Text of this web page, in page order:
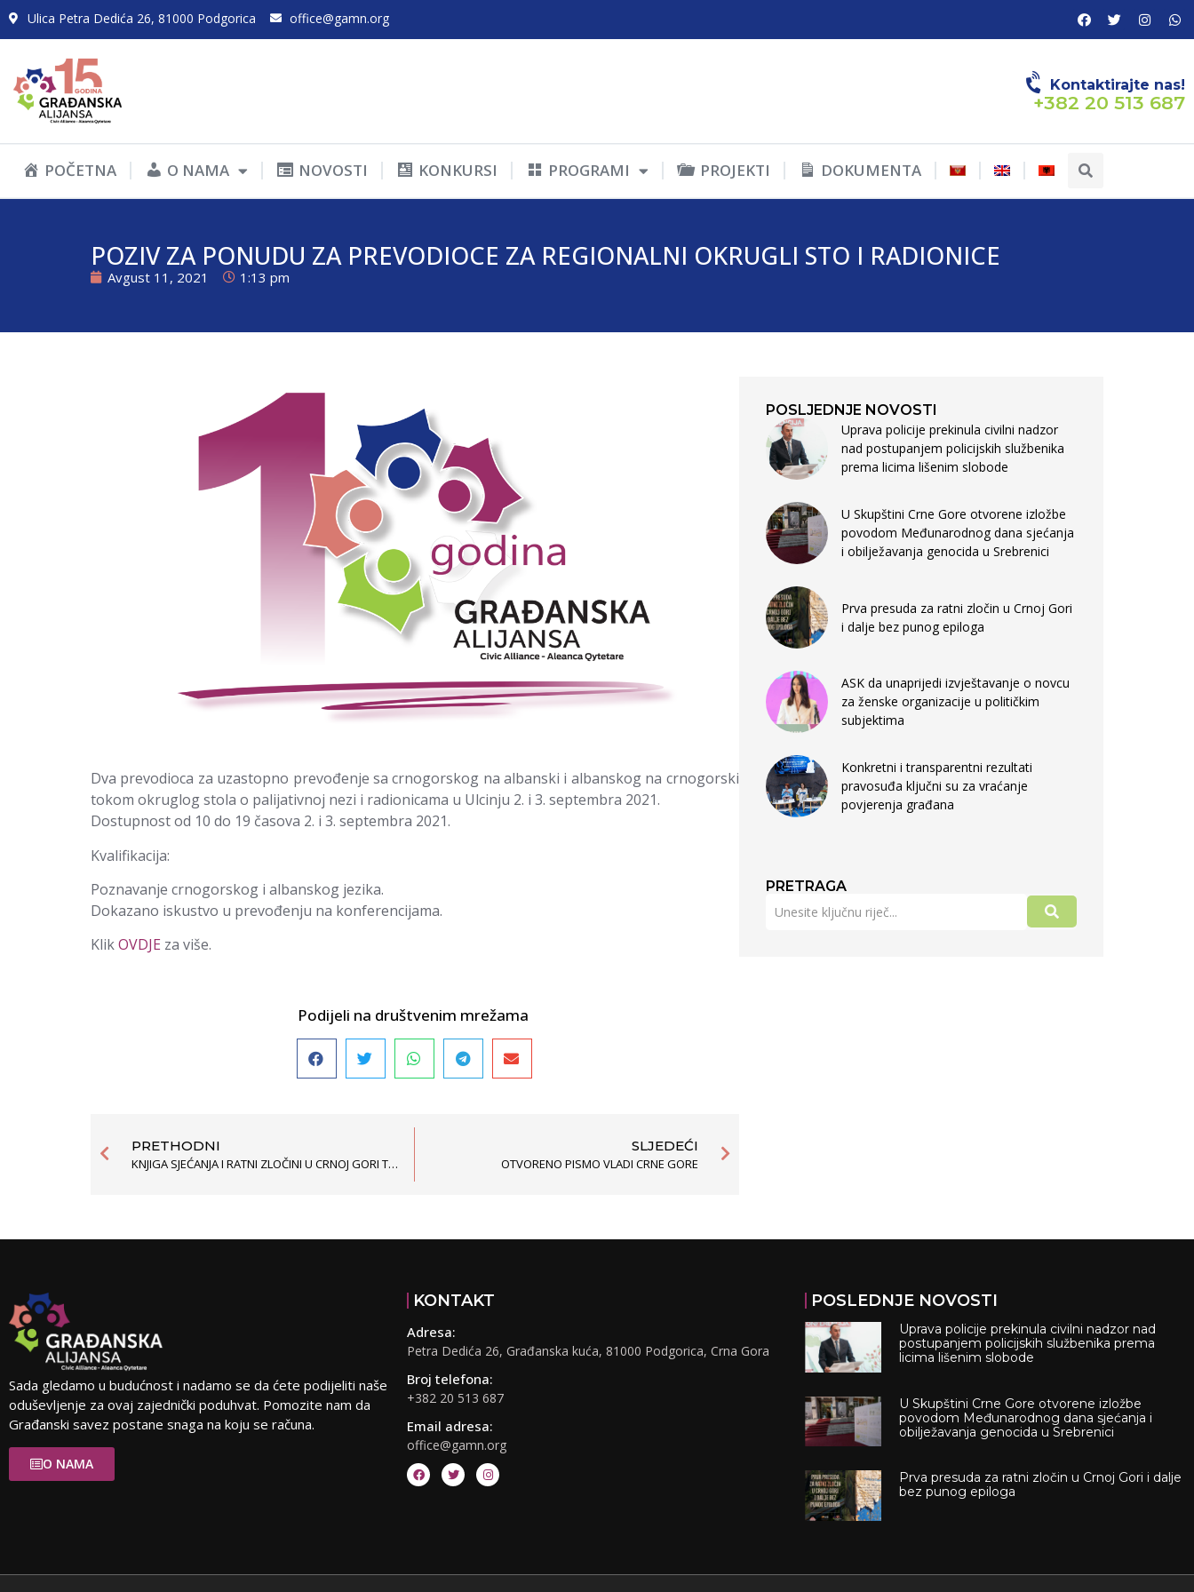
Ulica Petra Dedića 26, 81000 Podgorica office@gamn.org
Kontaktirajte nas!
+382 20 513 687
POČETNA O NAMA NOVOSTI KONKURSI PROGRAMI PROJEKTI DOKUMENTA
POZIV ZA PONUDU ZA PREVODIOCE ZA REGIONALNI OKRUGLI STO I RADIONICE
Avgust 11, 2021 1:13 pm
Dva prevodioca za uzastopno prevođenje sa crnogorskog na albanski i albanskog na crnogorski
tokom okruglog stola o palijativnoj nezi i radionicama u Ulcinju 2. i 3. septembra 2021.
Dostupnost od 10 do 19 časova 2. i 3. septembra 2021.
Kvalifikacija:
Poznavanje crnogorskog i albanskog jezika.
Dokazano iskustvo u prevođenju na konferencijama.
KlikOVDJE za više.
Podijeli na društvenim mrežama
PRETHODNI
KNJIGA SJEĆANJA I RATNI ZLOČINI U CRNOJ GORI TOKOM ’90-IH GODINA
SLJEDEĆI
OTVORENO PISMO VLADI CRNE GORE
POSLJEDNJE NOVOSTI
Uprava policije prekinula civilni nadzor
nad postupanjem policijskih službenika
prema licima lišenim slobode
U Skupštini Crne Gore otvorene izložbe
povodom Međunarodnog dana sjećanja
i obilježavanja genocida u Srebrenici
Prva presuda za ratni zločin u Crnoj Gori
i dalje bez punog epiloga
ASK da unaprijedi izvještavanje o novcu
za ženske organizacije u političkim
subjektima
Konkretni i transparentni rezultati
pravosuđa ključni su za vraćanje
povjerenja građana
PRETRAGA
Sada gledamo u budućnost i nadamo se da ćete podijeliti naše
oduševljenje za ovaj zajednički poduhvat. Pomozite nam da
Građanski savez postane snaga na koju se računa.
O NAMA
KONTAKT
Adresa:
Petra Dedića 26, Građanska kuća, 81000 Podgorica, Crna Gora
Broj telefona:
+382 20 513 687
Email adresa:
office@gamn.org
POSLEDNJE NOVOSTI
Uprava policije prekinula civilni nadzor nad
postupanjem policijskih službenika prema
licima lišenim slobode
U Skupštini Crne Gore otvorene izložbe
povodom Međunarodnog dana sjećanja i
obilježavanja genocida u Srebrenici
Prva presuda za ratni zločin u Crnoj Gori i dalje
bez punog epiloga